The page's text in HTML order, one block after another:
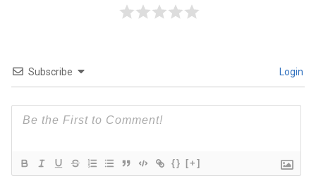
Subscribe Login
{} [+]